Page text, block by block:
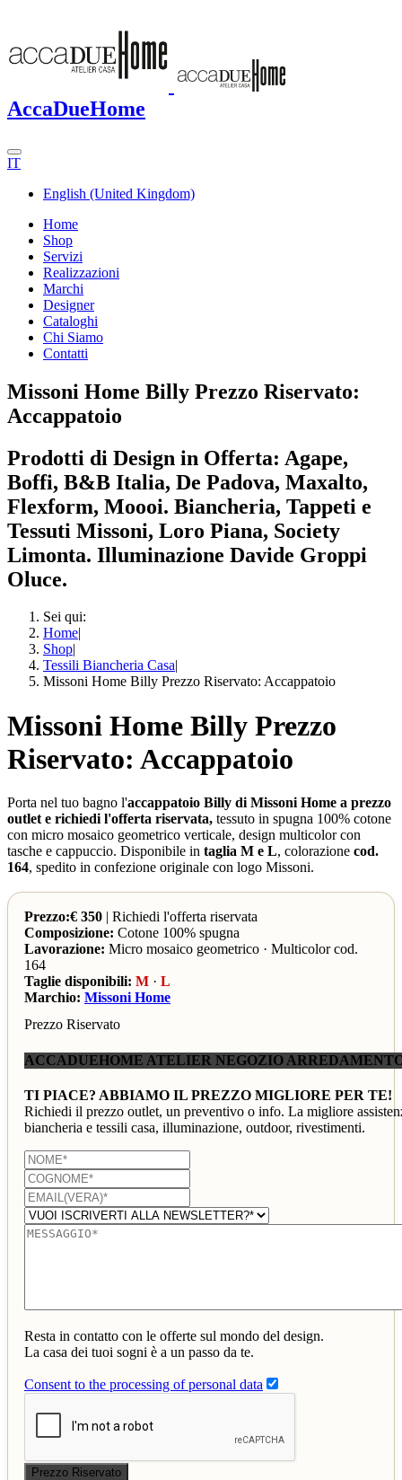
AccaDueHome
IT
English (United Kingdom)
Home
Shop
Servizi
Realizzazioni
Marchi
Designer
Cataloghi
Chi Siamo
Contatti
Missoni Home Billy Prezzo Riservato:
Accappatoio
Prodotti di Design in Offerta: Agape,
Boffi, B&B Italia, De Padova, Maxalto,
Flexform, Moooi. Biancheria, Tappeti e
Tessuti Missoni, Loro Piana, Society
Limonta. Illuminazione Davide Groppi
Oluce.
Sei qui:
Home
Shop
Tessili Biancheria Casa
Missoni Home Billy Prezzo Riservato: Accappatoio
Missoni Home Billy Prezzo
Riservato: Accappatoio
Porta nel tuo bagno l'accappatoio Billy di Missoni Home a prezzo
outlet e richiedi l'offerta riservata, tessuto in spugna 100% cotone
con micro mosaico geometrico verticale, design multicolor con
tasche e cappuccio. Disponibile in taglia M e L, colorazione cod.
164, spedito in confezione originale con logo Missoni.
Prezzo:€ 350 | Richiedi l'offerta riservata
Composizione: Cotone 100% spugna
Lavorazione: Micro mosaico geometrico · Multicolor cod.
164
Taglie disponibili: M · L
Marchio: Missoni Home
Prezzo Riservato
ACCADUEHOME ATELIER NEGOZIO
TI PIACE? ABBIAMO IL PREZZO MIGLIORE PER TE!
Richiedi il prezzo outlet, un preventivo o info. La migliore
biancheria e tessili casa, illuminazione, outdoor, rivestimenti.
Resta in contatto con le offerte sul mondo del design.
La casa dei tuoi sogni è a un passo da te.
Consent to the processing of personal data
Prezzo Riservato